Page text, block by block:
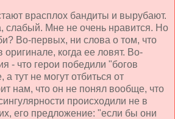
врасплох бандиты и вырубают.
Мне не очень нравится. Но
Во-первых, ни слова о том, что
оригинале, когда ее ловят. Во-
- что герои победили "богов
тут не могут отбиться от
нам, что он не понял вообще, что
происходили не в
его предложение: "если бы они